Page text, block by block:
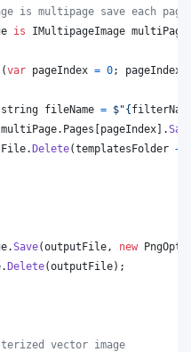
is multipage save each
is IMultipageImage multiPage
(var pageIndex = 0; pageIndex
string fileName = $"{
multiPage. Pages [pageIndex] .
File.Delete(templatesFolder +
.Save(outputFile , new
.Delete(outputFile) ;
vector image